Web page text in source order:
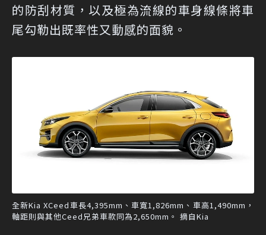
的防刮材質，以及極為流線的車身線條將車
尾勾勒出既率性又動感的面貌。
全新Kia XCeed車長4,395mm、車寬1,826mm、車高1,490mm，
軸距則與其他Ceed兄弟車款同為2,650mm。 摘自Kia